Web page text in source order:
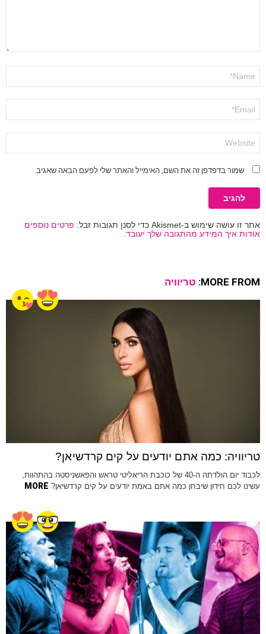
שמור בדפדפן זה את השם, האימייל והאתר שלי לפעם הבאה שאגיב.
אתר זו עושה שימוש ב-Akismet כדי לסנן תגובות זבל.
פרטים נוספים
אודות איך המידע מהתגובה שלך יעובד
MORE FROM: טריוויה
טריוויה: כמה אתם יודעים על קים קרדשיאן?
לכבוד יום הולדתה ה-40 של כוכבת הריאליטי טראש והפאשניסטה בהתהוות,
עשינו לכם חידון שיבחן כמה אתם באמת יודעים על קים קרדשיאן? MORE